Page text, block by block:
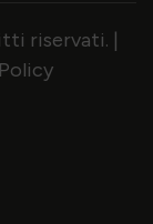
riservati. |